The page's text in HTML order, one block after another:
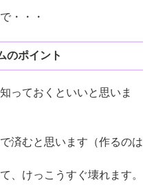
・・・
のポイント
っておくといいと思いま
済むと思います（作るのは
、けっこうすぐ壊れます。